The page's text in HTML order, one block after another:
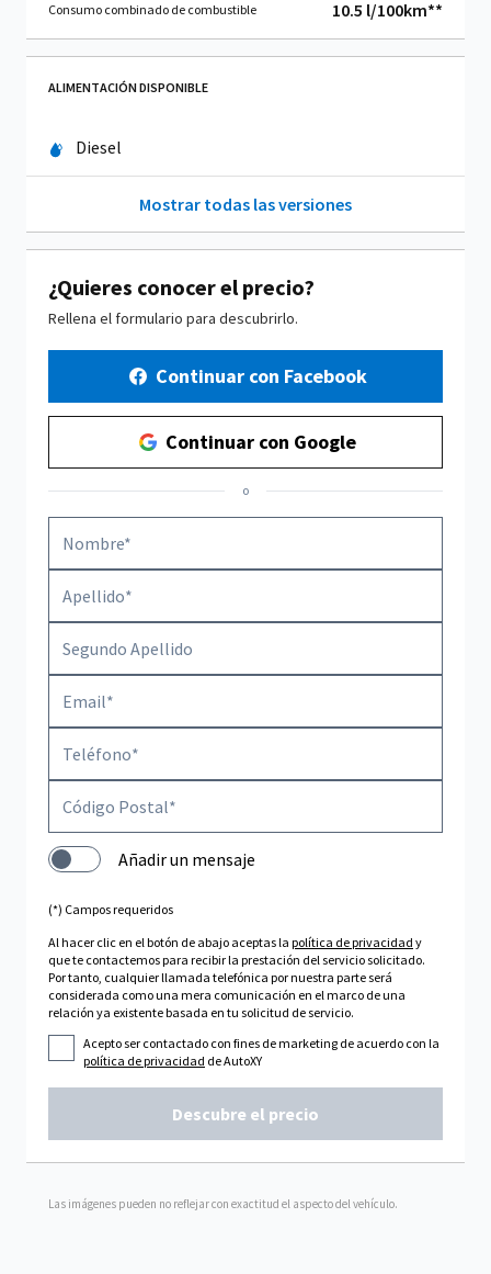
Consumo combinado de combustible 10.5 l/100km**
ALIMENTACIÓN DISPONIBLE
Diesel
Mostrar todas las versiones
¿Quieres conocer el precio?
Rellena el formulario para descubrirlo.
Continuar con Facebook
Continuar con Google
o
Añadir un mensaje
(*) Campos requeridos
Al hacer clic en el botón de abajo aceptas la política de privacidad y
que te contactemos para recibir la prestación del servicio solicitado.
Por tanto, cualquier llamada telefónica por nuestra parte será
considerada como una mera comunicación en el marco de una
relación ya existente basada en tu solicitud de servicio.
Acepto ser contactado con fines de marketing de acuerdo con la
política de privacidad de AutoXY
Descubre el precio
Las imágenes pueden no reflejar con exactitud el aspecto del vehículo.